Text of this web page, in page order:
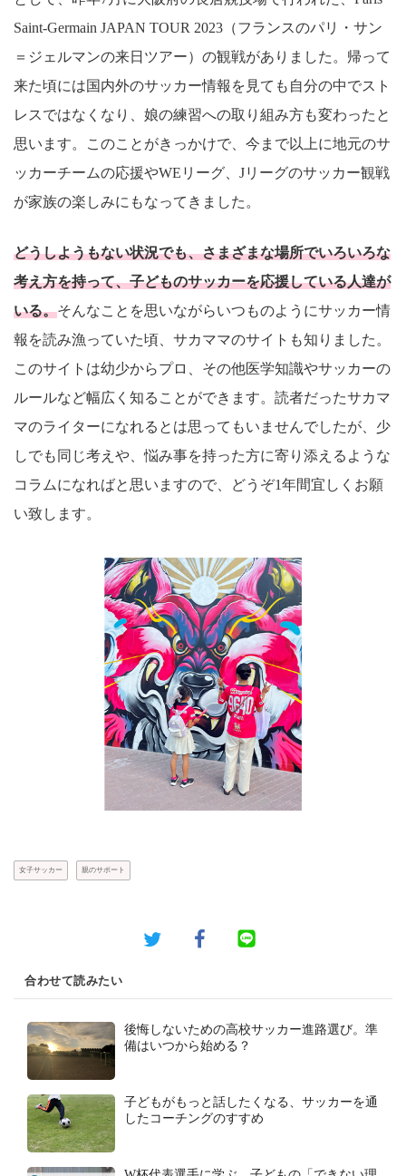
Saint-Germain JAPAN TOUR 2023（フランスのパリ・サン
＝ジェルマンの来日ツアー）の観戦がありました。帰って
来た頃には国内外のサッカー情報を見ても自分の中でスト
レスではなくなり、娘の練習への取り組み方も変わったと
思います。このことがきっかけで、今まで以上に地元のサ
ッカーチームの応援やWEリーグ、Jリーグのサッカー観戦
が家族の楽しみにもなってきました。
どうしようもない状況でも、さまざまな場所でいろいろな
考え方を持って、子どものサッカーを応援している人達が
いる。そんなことを思いながらいつものようにサッカー情
報を読み漁っていた頃、サカママのサイトも知りました。
このサイトは幼少からプロ、その他医学知識やサッカーの
ルールなど幅広く知ることができます。読者だったサカマ
マのライターになれるとは思ってもいませんでしたが、少
しでも同じ考えや、悩み事を持った方に寄り添えるような
コラムになればと思いますので、どうぞ1年間宜しくお願
い致します。
女子サッカー 親のサポート
合わせて読みたい
後悔しないための高校サッカー進路選び。準
備はいつから始める？
子どもがもっと話したくなる、サッカーを通
したコーチングのすすめ